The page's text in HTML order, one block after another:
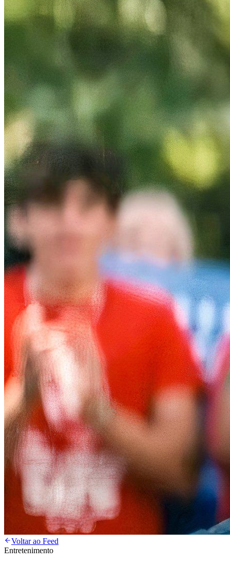
Voltar ao Feed
Entretenimento